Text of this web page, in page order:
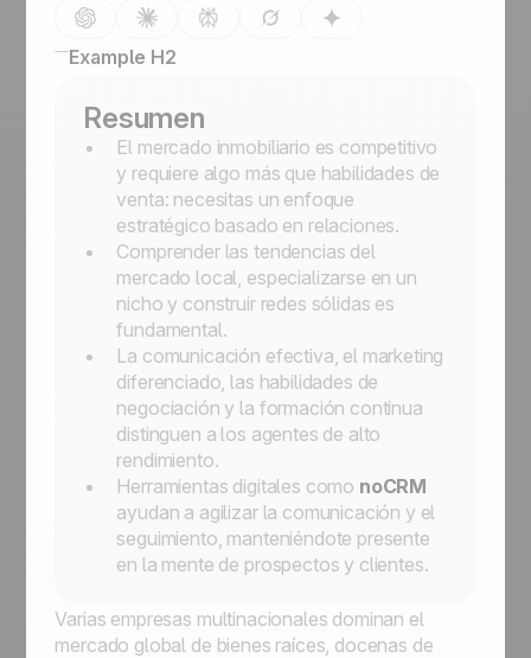
Example H2
Resumen
El mercado inmobiliario es competitivo
y requiere algo más que habilidades de
venta: necesitas un enfoque
estratégico basado en relaciones.
Comprender las tendencias del
mercado local, especializarse en un
nicho y construir redes sólidas es
fundamental.
La comunicación efectiva, el marketing
diferenciado, las habilidades de
negociación y la formación continua
distinguen a los agentes de alto
rendimiento.
Herramientas digitales como noCRM
ayudan a agilizar la comunicación y el
seguimiento, manteniéndote presente
en la mente de prospectos y clientes.
Varias empresas multinacionales dominan el
mercado global de bienes raíces, docenas de